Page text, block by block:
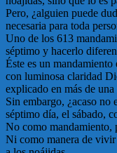
Pero, ¿alguien puede
necesaria para toda
Uno de los 613
séptimo y hacerlo
Éste es un
con luminosa claridad
explicado en más de una
Sin embargo, ¿acaso no
séptimo día, el sábado,
No como mandamiento,
Ni como manera de vivir